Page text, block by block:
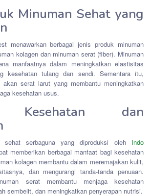
Minuman Sehat yang
menawarkan berbagai jenis produk minuman
kolagen dan minuman serat (fiber). Minuman
manfaatnya dalam meningkatkan elastisitas
kesehatan tulang dan sendi. Sementara itu,
serat larut yang membantu meningkatkan
kesehatan usus.
Kesehatan dan
sehat serbaguna yang diproduksi oleh Indo
memberikan berbagai manfaat bagi kesehatan
kolagen membantu dalam meremajakan kulit,
dan mengurangi tanda-tanda penuaan.
serat membantu menjaga kesehatan
sembelit, dan meningkatkan penyerapan nutrisi.